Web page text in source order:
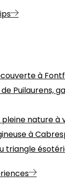
à
Puilaurens,
pleine nature à
à
triangle